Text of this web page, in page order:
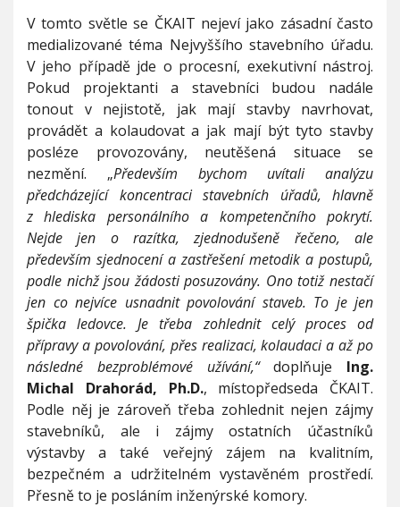
V tomto světle se ČKAIT nejeví jako zásadní často
medializované téma Nejvyššího stavebního úřadu.
V jeho případě jde o procesní, exekutivní nástroj.
Pokud projektanti a stavebníci budou nadále
tonout v nejistotě, jak mají stavby navrhovat,
provádět a kolaudovat a jak mají být tyto stavby
posléze provozovány, neutěšená situace se
nezmění. „Především bychom uvítali analýzu
předcházející koncentraci stavebních úřadů, hlavně
z hlediska personálního a kompetenčního pokrytí.
Nejde jen o razítka, zjednodušeně řečeno, ale
především sjednocení a zastřešení metodik a postupů,
podle nichž jsou žádosti posuzovány. Ono totiž nestačí
jen co nejvíce usnadnit povolování staveb. To je jen
špička ledovce. Je třeba zohlednit celý proces od
přípravy a povolování, přes realizaci, kolaudaci a až po
následné bezproblémové užívání,“doplňuje Ing.
Michal Drahorád, Ph.D., místopředseda ČKAIT.
Podle něj je zároveň třeba zohlednit nejen zájmy
stavebníků, ale i zájmy ostatních účastníků
výstavby a také veřejný zájem na kvalitním,
bezpečném a udržitelném vystavěném prostředí.
Přesně to je posláním inženýrské komory.